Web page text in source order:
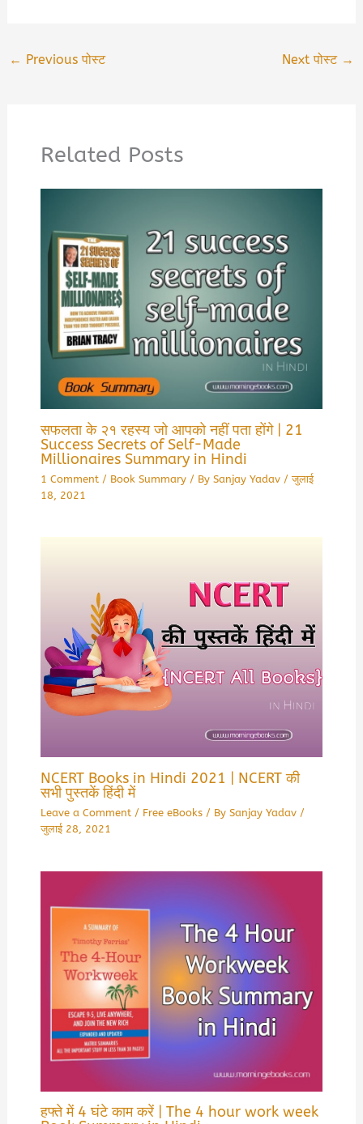
← Previous पोस्ट Next पोस्ट →
Related Posts
सफलता के २१ रहस्य जो आपको नहीं पता होंगे | 21
Success Secrets of Self-Made
Millionaires Summary in Hindi
1 Comment / Book Summary/ By Sanjay Yadav /जुलाई
18, 2021
NCERT Books in Hindi 2021 | NCERT की
सभी पुस्तकें हिंदी में
Leave a Comment / Free eBooks/ By Sanjay Yadav /
जुलाई 28, 2021
हफ्ते में 4 घंटे काम करें | The 4 hour work week